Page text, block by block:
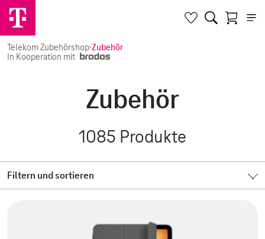
Telekom Zubehörshop·Zubehör
In Kooperation mit
Zubehör
1085 Produkte
Filtern und sortieren